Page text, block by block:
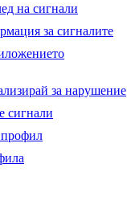
на сигнали
за сигналите
за нарушение
сигнали